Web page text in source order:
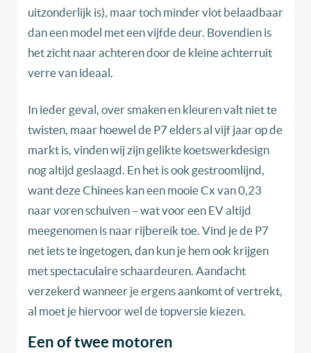
uitzonderlijk is), maar toch minder vlot belaadbaar
dan een model met een vijfde deur. Bovendien is
het zicht naar achteren door de kleine achterruit
verre van ideaal.
In ieder geval, over smaken en kleuren valt niet te
twisten, maar hoewel de P7 elders al vijf jaar op de
markt is, vinden wij zijn gelikte koetswerkdesign
nog altijd geslaagd. En het is ook gestroomlijnd,
want deze Chinees kan een mooie Cx van 0,23
naar voren schuiven – wat voor een EV altijd
meegenomen is naar rijbereik toe. Vind je de P7
net iets te ingetogen, dan kun je hem ook krijgen
met spectaculaire schaardeuren. Aandacht
verzekerd wanneer je ergens aankomt of vertrekt,
al moet je hiervoor wel de topversie kiezen.
Een of twee motoren